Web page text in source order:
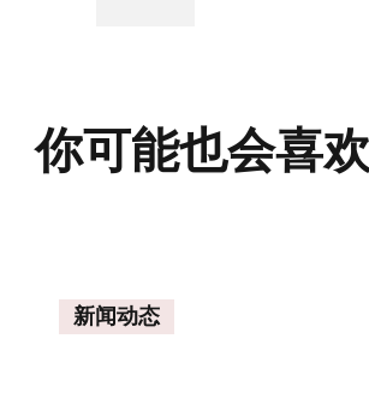
你可能也会喜
新闻动态